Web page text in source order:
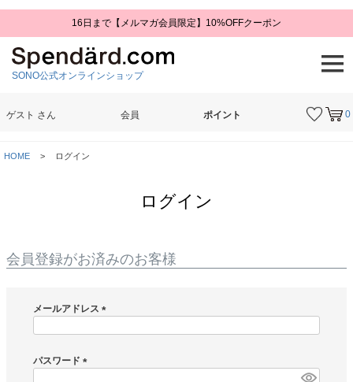
16日まで【メルマガ会員限定】10%OFFクーポン
SONO公式オンラインショップ
0
ゲスト さん 会員 ポイント
HOME ログイン
ログイン
会員登録がお済みのお客様
メールアドレス
)
パスワード